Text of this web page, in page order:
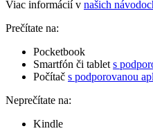
Viac informácií v našich
Prečítate na:
Pocketbook
Smartfón či tablet s
Počítač s podporovanou
Neprečítate na:
Kindle